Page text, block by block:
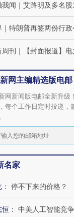
我闻 ｜ 艾路明及多名股
｜ 特朗普再签两份行
周刊 ｜ 【封面报道】
网主编精选版电邮
网新闻版电邮全新升级
每个工作日定时投递，
名家
： 停不下来的价格？
恒 ： 中美人工智能竞